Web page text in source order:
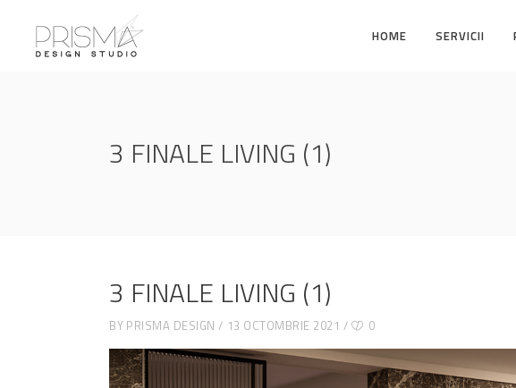
HOME SERVICII
3 FINALE LIVING (1)
3 FINALE LIVING (1)
BY PRISMA DESIGN 13 OCTOMBRIE 2021 0